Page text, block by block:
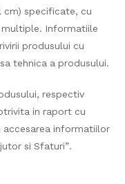
cm) specificate, cu
Informatiile
produsului cu
tehnica a produsului.
respectiv
in raport cu
informatiilor
si Sfaturi”.